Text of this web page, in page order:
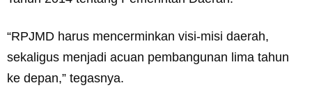
“RPJMD harus mencerminkan visi-misi daerah,
sekaligus menjadi acuan pembangunan lima tahun
ke depan,” tegasnya.